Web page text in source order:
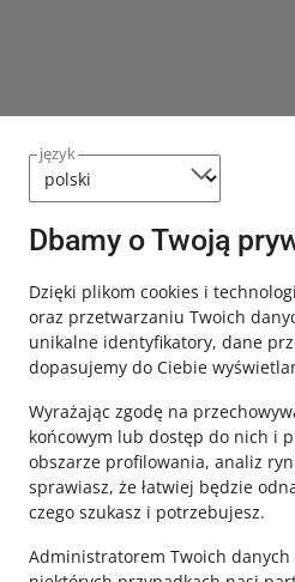
język
Dbamy o Twoją
Dzięki plikom cookies i
oraz przetwarzaniu Twoich
unikalne identyfikatory, dane
dopasujemy do Ciebie
Wyrażając zgodę na
końcowym lub dostęp do nich i
obszarze profilowania, analiz
sprawiasz, że łatwiej będzie
czego szukasz i potrzebujesz.
Administratorem Twoich